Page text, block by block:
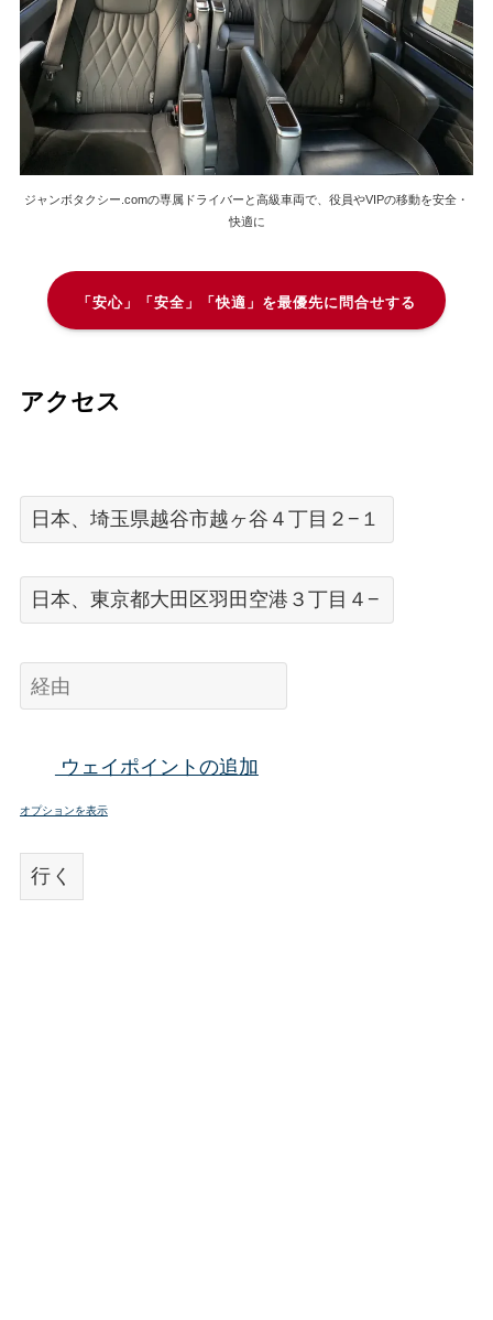
ジャンボタクシー.comの専属ドライバーと高級車両で、役員やVIPの移動を安全・
快適に
「安心」「安全」「快適」を最優先に問合せする
アクセス
ウェイポイントの追加
オプションを表示